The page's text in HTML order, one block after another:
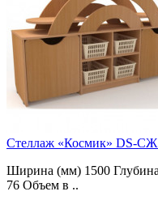
Стеллаж «Космик» DS-
Ширина (мм) 1500
76 Объем в ..